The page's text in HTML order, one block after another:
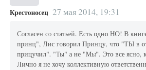
Крестоносец 27 мая 2014, 19:31
Согласен со статьей. Есть одно НО! В
принц", Лис говорил Принцу, что "ТЫ в
прицучил". "Ты" а не "Мы". Это все ясно,
Лично я не хочу коллективную